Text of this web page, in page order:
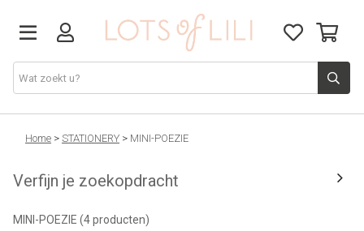
VADERDAG
SOLDEN
GIFT STUDIO
Home > STATIONERY > MINI-POEZIE
Verfijn je zoekopdracht
MINI-POEZIE (4 producten)